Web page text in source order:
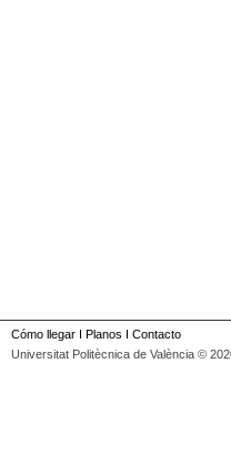
Cómo llegar I Planos I Contacto
Universitat Politècnica de València ©